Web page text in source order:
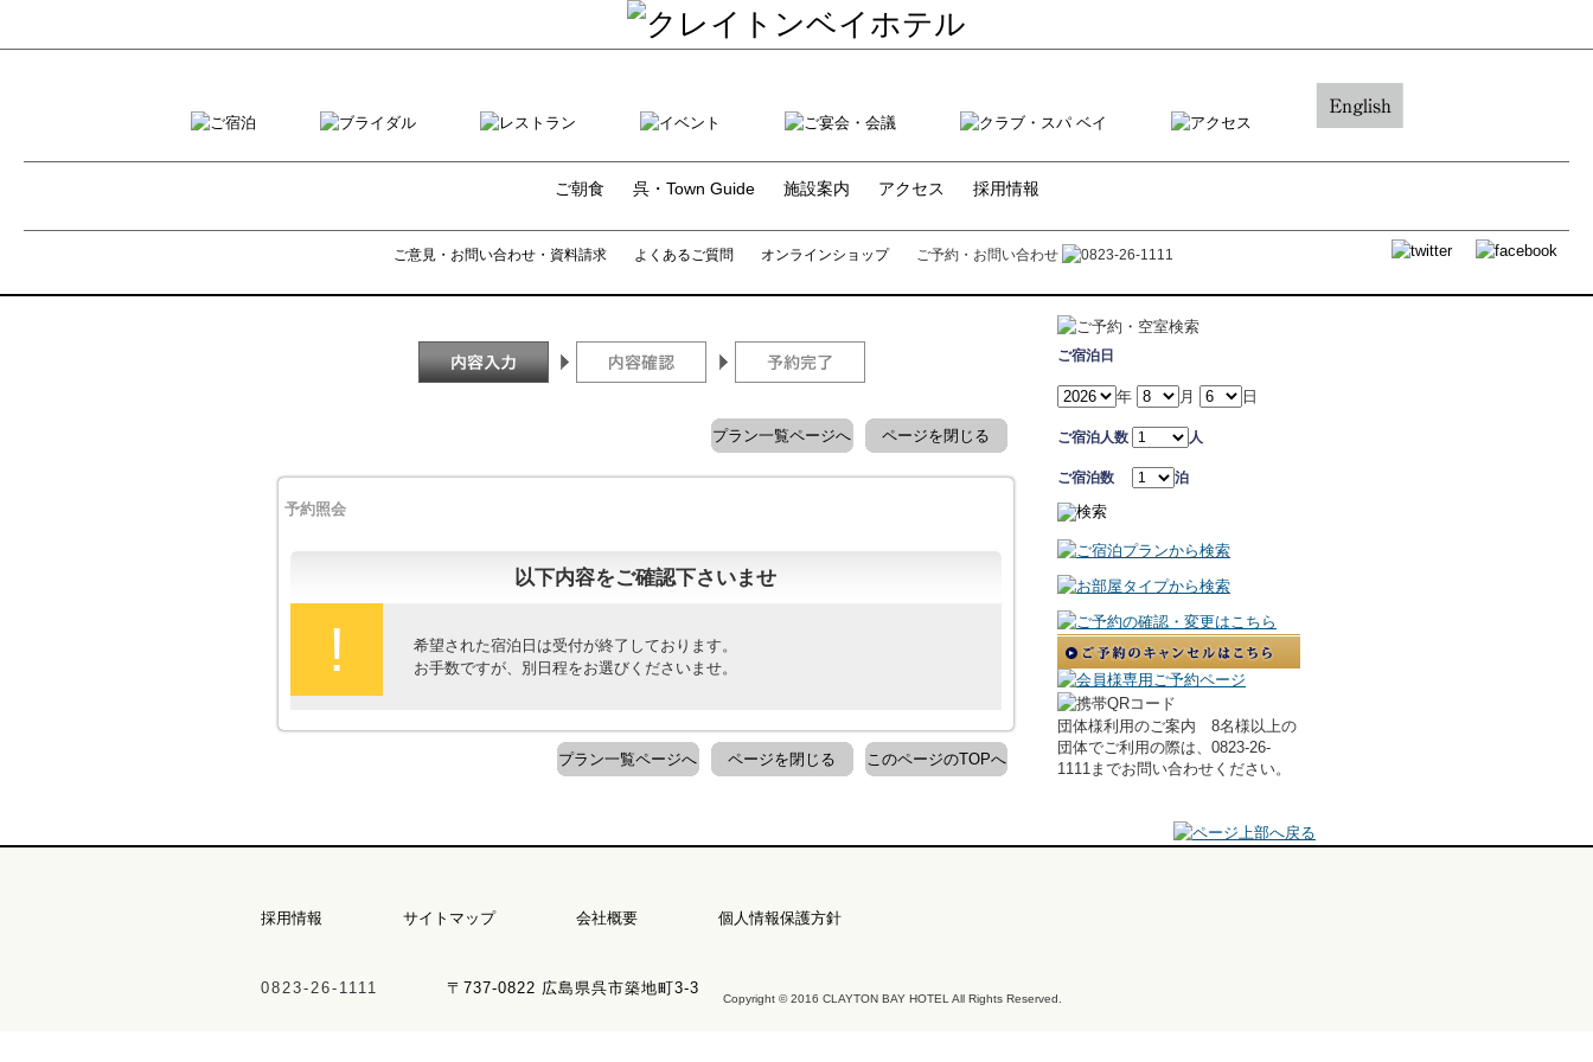
ご朝食 呉・Town Guide 施設案内 アクセス 採用情報
ご意見・お問い合わせ・資料請求 よくあるご質問 オンラインショップ ご予約・お問い合わせ
ページを閉じる
プラン一覧ページへ
予約照会
以下内容をご確認下さいませ
!
希望された宿泊日は受付が終了しております。
お手数ですが、別日程をお選びくださいませ。
このページのTOPへ
ページを閉じる
プラン一覧ページへ
ご宿泊日
年 月 日
ご宿泊人数 人
ご宿泊数 泊
団体様利用のご案内 8名様以上の
団体でご利用の際は、0823-26-
1111までお問い合わせください。
採用情報 サイトマップ 会社概要 個人情報保護方針
0823-26-1111 〒737-0822 広島県呉市築地町3-3
Copyright © 2016 CLAYTON BAY HOTEL All Rights Reserved.